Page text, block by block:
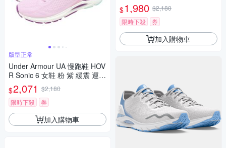
版型正常
Under Armour UA 慢跑鞋 HOV
R Sonic 6 女鞋 粉 紫 緩震 運動
鞋 3026128603
$2,071 $2,180
限時下殺
券
加入購物車
$1,980 $2,180
限時下殺
券
加入購物車